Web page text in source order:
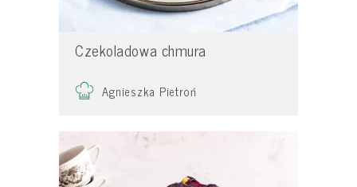
Czekoladowa chmura
Agnieszka Pietroń